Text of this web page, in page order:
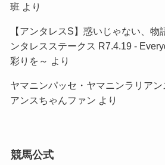
班 より
【アンタレスS】惑いじゃない、物
ンタレスステークス R7.4.19 -
彩りを～
より
ヤマニンパッセ・ヤマニンラリア
アンスちゃんファン より
競馬公式